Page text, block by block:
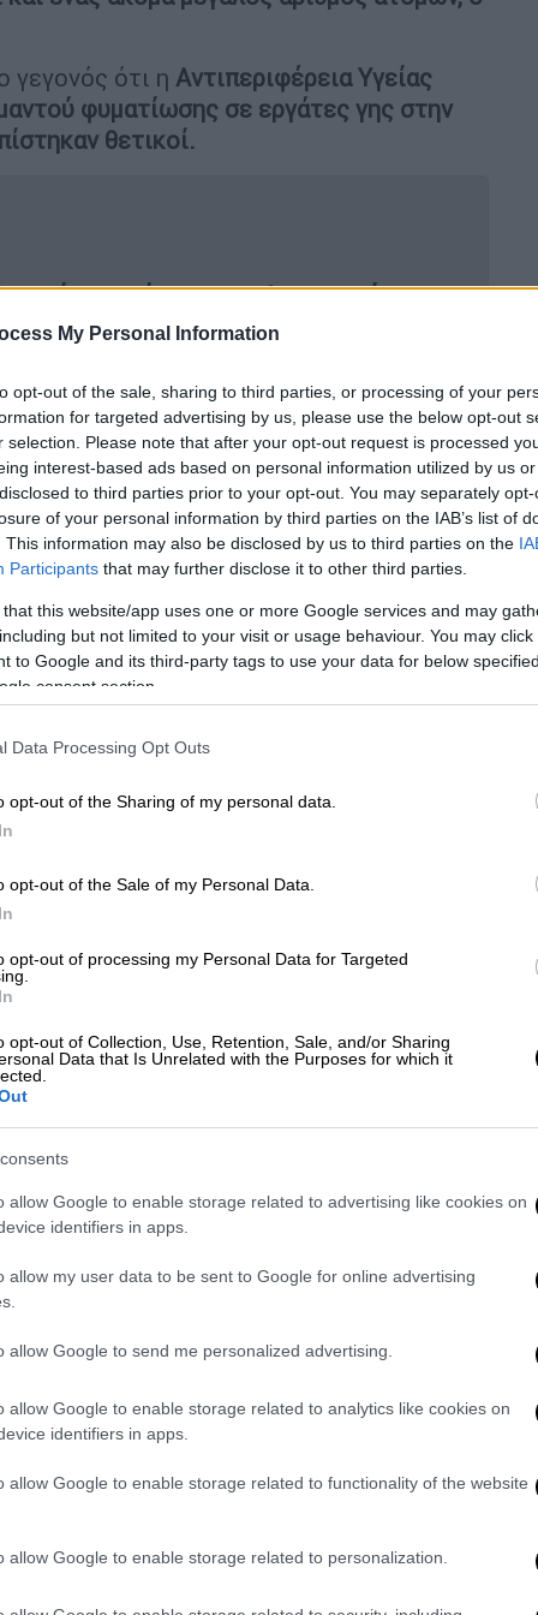
My Personal Information
opt-out of the sale, sharing to third parties, or processing of your
for targeted advertising by us, please use the below opt-out
selection. Please note that after your opt-out request is processed
interest-based ads based on personal information utilized by us
to third parties prior to your opt-out. You may separately
of your personal information by third parties on the IAB’s list of
This information may also be disclosed by us to third parties on the
Participants that may further disclose it to other third parties.
that this website/app uses one or more Google services and may
but not limited to your visit or usage behaviour. You may
to Google and its third-party tags to use your data for below
consent section.
Data Processing Opt Outs
opt-out of the Sharing of my personal data.
opt-out of the Sale of my Personal Data.
opt-out of processing my Personal Data for Targeted
opt-out of Collection, Use, Retention, Sale, and/or Sharing
Data that Is Unrelated with the Purposes for which it
allow Google to enable storage related to advertising like cookies on
identifiers in apps.
allow my user data to be sent to Google for online advertising
allow Google to send me personalized advertising.
allow Google to enable storage related to analytics like cookies on
identifiers in apps.
allow Google to enable storage related to functionality of the website
allow Google to enable storage related to personalization.
γεγονός ότι η Αντιπεριφέρεια Υγείας
φυματίωσης σε εργάτες γης στην
θετικοί.
κοινόχρηστα ηλεκτρικά
και βανδαλισμοί
ανθρωποκτονίας - «Με
του Εργατικού Κέντρου
ότι αυτήν τη στιγμήη
της περισσότερα από τριάντα τεστ
να πει με σιγουριά, πότε θα
ενδελεχείς έλεγχοιστους πάνω από
διαβιούν σε καταυλισμούς της
διαβιούν υπό άθλιες συνθήκες
οι αναγκαίες υποδομές, αλλά ούτε
με αποτέλεσμαμολυσματικές ασθένειες
με ευκολία.
ημέρες έχασε τη ζωή του από
γης από το Νεπάλ, ενώ από τα δέκα άτομα
και οι οποίοι
στην ευρύτερη περιοχή τηςΜανωλάδας
και
παίρνουν την αγωγή τους, τη στιγμή που,
μονάδες
και από το
σε νοσοκομεία νησιών του Ιονίου
περιόδου.
κρούσματα φυματίωσης.
από την τοπική κοινωνία, για να μην
της περιοχής
βλάπτει.Μάλιστα, αυτά ήταν τα
φωνάζουμε για τις συνθήκες διαβίωσης
τα προβλήματα», τονίζει στο ethnos.gr